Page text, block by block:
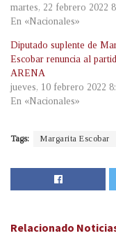
martes, 22 febrero 2022
En «Nacionales»
Diputado suplente de
Escobar renuncia al
ARENA
jueves, 10 febrero 2022
En «Nacionales»
Tags: Margarita Escobar
Relacionado